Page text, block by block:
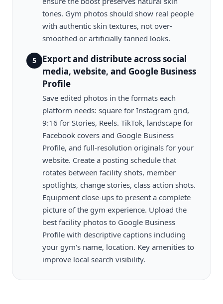
tones. Gym photos should show real people
with authentic skin textures, not over-
smoothed or artificially tanned looks.
5
Export and distribute across social
media, website, and Google Business
Profile
Save edited photos in the formats each
platform needs: square for Instagram grid,
9:16 for Stories, Reels. TikTok, landscape for
Facebook covers and Google Business
Profile, and full-resolution originals for your
website. Create a posting schedule that
rotates between facility shots, member
spotlights, change stories, class action shots.
Equipment close-ups to present a complete
picture of the gym experience. Upload the
best facility photos to Google Business
Profile with descriptive captions including
your gym's name, location. Key amenities to
improve local search visibility.